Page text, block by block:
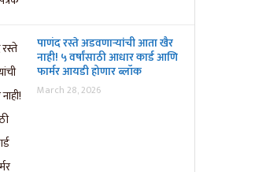
पाणंद रस्ते अडवणाऱ्यांची आता खैर
नाही! ५ वर्षांसाठी आधार कार्ड आणि
फार्मर आयडी होणार ब्लॉक
March 28, 2026